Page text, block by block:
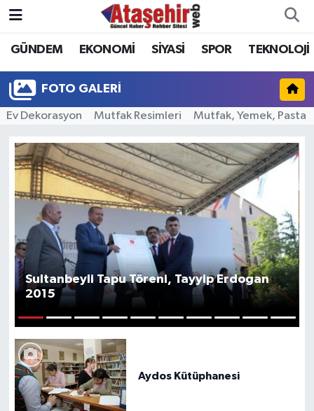
GÜNDEM EKONOMİ SİYASİ SPOR TEKNOLOJİ
FOTO GALERI
Ev Dekorasyon Mutfak Resimleri Mutfak, Yemek, Pasta
Sultanbeyli Tapu Töreni, Tayyip Erdogan
2015
Aydos Kütüphanesi
Hava Durumu
Trafik Durumu
Süper Lig Puan Durumu ve Fikstür
Tüm Manşetler
Son Dakika Haberleri
Haber Arşivi